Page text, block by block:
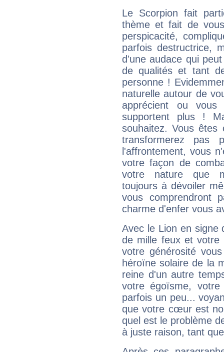
Le Scorpion fait
thème et fait de
perspicacité,
parfois destructrice,
d'une audace qui
de qualités et tant
personne !
naturelle autour de
apprécient ou
supportent plus !
souhaitez. Vous
transformerez pas
l'affrontement, vous
votre façon de
votre nature que
toujours à dévoiler
vous comprendront
charme d'enfer vous
Avec le Lion en signe
de mille feux et votre
votre générosité
héroïne solaire de la
reine d'un autre
votre égoïsme,
parfois un peu...
que votre cœur est
quel est le problème
à juste raison, tant